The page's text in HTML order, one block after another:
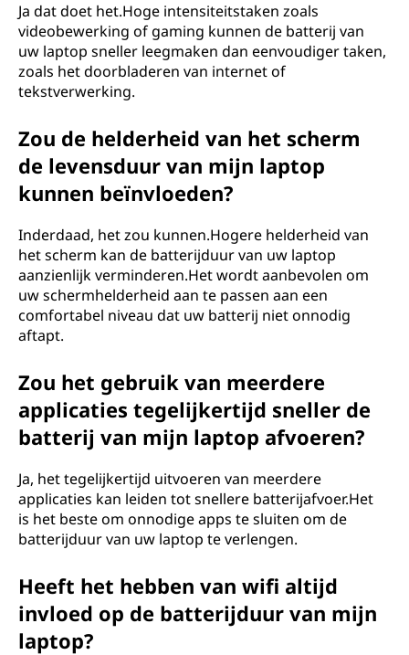
Ja dat doet het.Hoge intensiteitstaken zoals
videobewerking of gaming kunnen de batterij van
uw laptop sneller leegmaken dan eenvoudiger taken,
zoals het doorbladeren van internet of
tekstverwerking.
Zou de helderheid van het scherm
de levensduur van mijn laptop
kunnen beïnvloeden?
Inderdaad, het zou kunnen.Hogere helderheid van
het scherm kan de batterijduur van uw laptop
aanzienlijk verminderen.Het wordt aanbevolen om
uw schermhelderheid aan te passen aan een
comfortabel niveau dat uw batterij niet onnodig
aftapt.
Zou het gebruik van meerdere
applicaties tegelijkertijd sneller de
batterij van mijn laptop afvoeren?
Ja, het tegelijkertijd uitvoeren van meerdere
applicaties kan leiden tot snellere batterijafvoer.Het
is het beste om onnodige apps te sluiten om de
batterijduur van uw laptop te verlengen.
Heeft het hebben van wifi altijd
invloed op de batterijduur van mijn
laptop?